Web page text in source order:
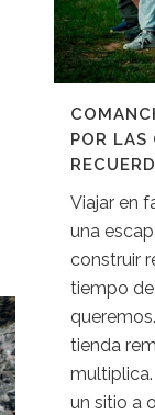
POR LAS
Viajar en
una
construir
tiempo
tienda
un sitio a